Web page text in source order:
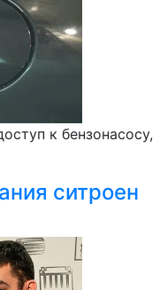
к бензонасосу,
ситроен